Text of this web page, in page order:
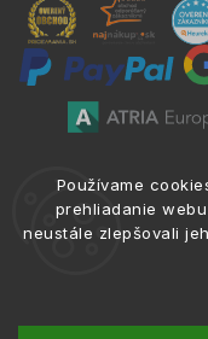
Používame
prehliadanie
neustále zlepšovali